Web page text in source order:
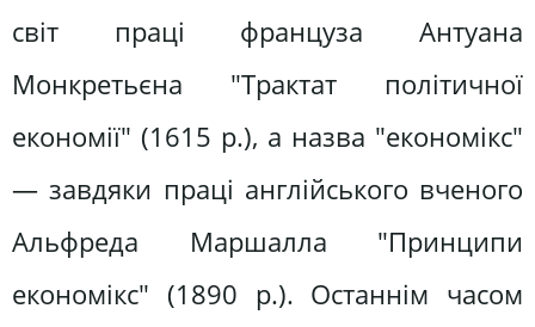
світ праці француза Антуана
Монкретьєна "Трактат політичної
економії" (1615 р.), а назва "економікс"
— завдяки праці англійського вченого
Альфреда Маршалла "Принципи
економікс" (1890 р.). Останнім часом